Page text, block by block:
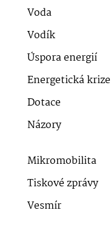
Voda
Vodík
Úspora energií
Energetická krize
Dotace
Názory
Mikromobilita
Tiskové zprávy
Vesmír